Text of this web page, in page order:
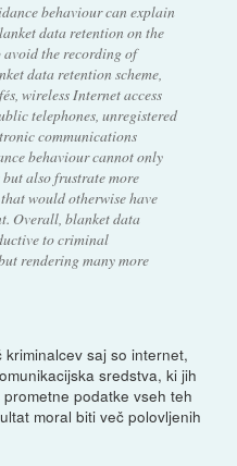
behaviour can explain
data retention on the
the recording of
data retention scheme,
wireless Internet access
telephones, unregistered
communications
behaviour cannot only
also frustrate more
would otherwise have
Overall, blanket data
to criminal
rendering many more
saj so internet,
sredstva, ki jih
podatke vseh teh
moral biti več polovljenih